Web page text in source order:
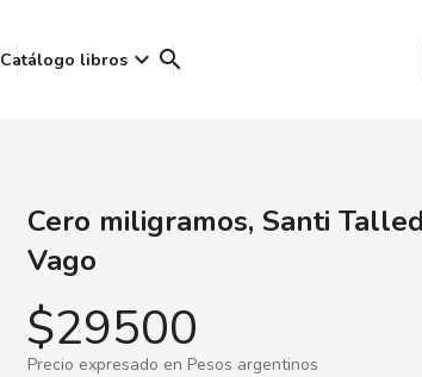
Catálogo libros keyboard_arrow_down search
Cero miligramos, Santi
Vago
$29500
Precio expresado en Pesos argentinos